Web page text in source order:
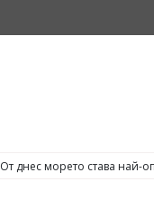
България е №1 в ЕС по